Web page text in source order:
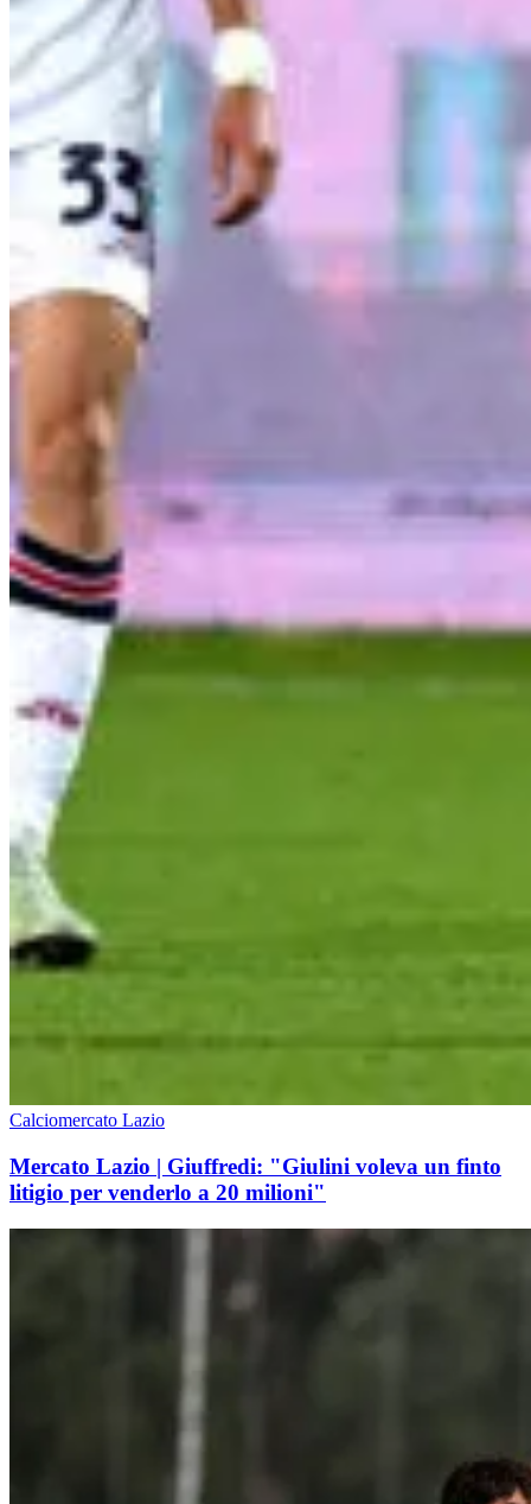
Calciomercato Lazio
Mercato Lazio | Giuffredi: "Giulini voleva un finto
litigio per venderlo a 20 milioni"